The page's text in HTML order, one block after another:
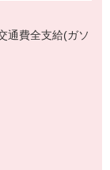
通費全支給(ガソ